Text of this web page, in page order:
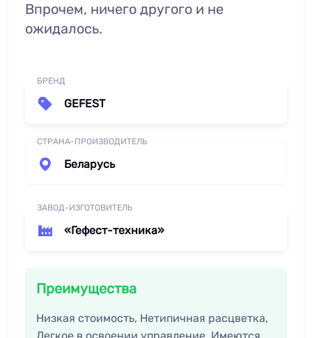
Впрочем, ничего другого и не
ожидалось.
БРЕНД
GEFEST
СТРАНА-ПРОИЗВОДИТЕЛЬ
Беларусь
ЗАВОД-ИЗГОТОВИТЕЛЬ
«Гефест-техника»
Преимущества
Низкая стоимость, Нетипичная расцветка,